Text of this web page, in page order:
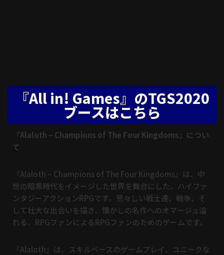
『All in! Games』のTGS2020
ブースはこちら
『Alaloth – Champions of The Four Kingdoms』につい
て
『Alaloth – Champions of The Four Kingdoms』は、 中
世の暗黒時代をイメージした世界を舞台にした、 ハイファ
ンタジーアクションRPGです。荒々しい戦士達、戦争、 そ
して壮大な出会いを描き、懐かしの名作へのオマージュ溢
れる、 RPGファンによるRPGファンのためのゲームです。
『Alaloth』は、スキルベースのゲームプレイ、 ユニークな